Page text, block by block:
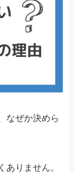
なぜか決めら
ありません。